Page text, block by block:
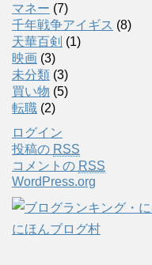
マネー (7)
千年戦争アイギス (8)
天華百剣 (1)
映画 (3)
未分類 (3)
買い物 (5)
転職 (2)
ログイン
投稿の RSS
コメントの RSS
WordPress.org
にほんブログ村